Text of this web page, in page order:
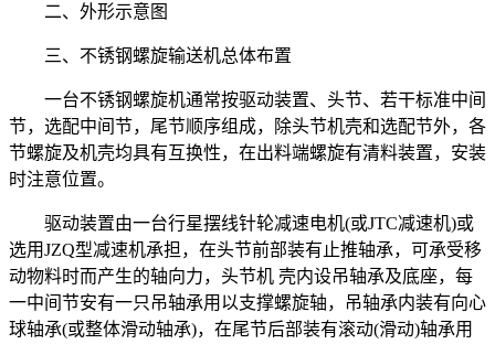
二、外形示意图
三、不锈钢螺旋输送机总体布置
一台不锈钢螺旋机通常按驱动装置、头节、若干标准中间
节，选配中间节，尾节顺序组成，除头节机壳和选配节外，各
节螺旋及机壳均具有互换性，在出料端螺旋有清料装置，安装
时注意位置。
驱动装置由一台行星摆线针轮减速电机(或JTC减速机)或
选用JZQ型减速机承担，在头节前部装有止推轴承，可承受移
动物料时而产生的轴向力，头节机 壳内设吊轴承及底座，每
一中间节安有一只吊轴承用以支撑螺旋轴，吊轴承内装有向心
球轴承(或整体滑动轴承)，在尾节后部装有滚动(滑动)轴承用